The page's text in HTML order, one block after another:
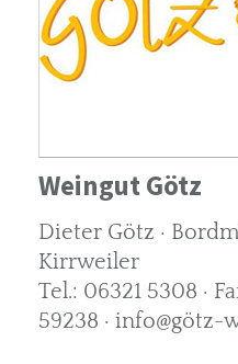
Weingut Götz
Dieter Götz ·
Kirrweiler
Tel.: 06321 5308 ·
59238 · info@götz-